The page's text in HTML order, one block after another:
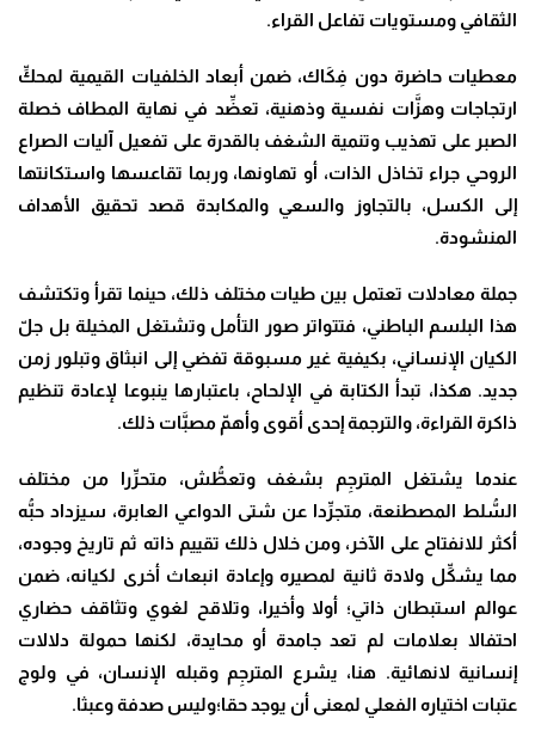
الثقافي ومستويات تفاعل القراء.
معطيات حاضرة دون فِكَاك، ضمن أبعاد الخلفيات القيمية لمحكِّ
ارتجاجات وهزَّات نفسية وذهنية، تعضِّد في نهاية المطاف خصلة
الصبر على تهذيب وتنمية الشغف بالقدرة على تفعيل آليات الصراع
الروحي جراء تخاذل الذات، أو تهاونها، وربما تقاعسها واستكانتها
إلى الكسل، بالتجاوز والسعي والمكابدة قصد تحقيق الأهداف
المنشودة.
جملة معادلات تعتمل بين طيات مختلف ذلك، حينما تقرأ وتكتشف
هذا البلسم الباطني، فتتواتر صور التأمل وتشتغل المخيلة بل جلّ
الكيان الإنساني، بكيفية غير مسبوقة تفضي إلى انبثاق وتبلور زمن
جديد. هكذا، تبدأ الكتابة في الإلحاح، باعتبارها ينبوعا لإعادة تنظيم
ذاكرة القراءة، والترجمة إحدى أقوى وأهمّ مصبَّات ذلك.
عندما يشتغل المترجِم بشغف وتعطُّش، متحرِّرا من مختلف
السُّلط المصطنعة، متجرِّدا عن شتى الدواعي العابرة، سيزداد حبُّه
أكثر للانفتاح على الآخر، ومن خلال ذلك تقييم ذاته ثم تاريخ وجوده،
مما يشكِّل ولادة ثانية لمصيره وإعادة انبعاث أخرى لكيانه، ضمن
عوالم استبطان ذاتي؛ أولا وأخيرا، وتلاقح لغوي وتثاقف حضاري
احتفالا بعلامات لم تعد جامدة أو محايدة، لكنها حمولة دلالات
إنسانية لانهائية. هنا، يشرع المترجِم وقبله الإنسان، في ولوج
عتبات اختياره الفعلي لمعنى أن يوجد حقا؛وليس صدفة وعبثا.